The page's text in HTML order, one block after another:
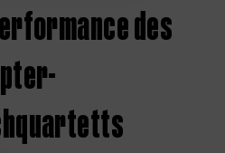
des